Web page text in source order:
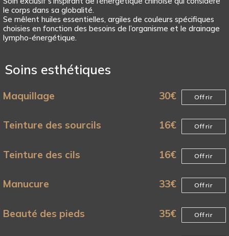
le corps dans sa globalité.
Se mêlent huiles essentielles, argiles de couleurs spécifiques
choisies en fonction des besoins de l’organisme et le drainage
lympho-énergétique.
Soins esthétiques
Maquillage 30€ Offrir
Teinture des sourcils 16€ Offrir
Teinture des cils 16€ Offrir
Manucure 33€ Offrir
Beauté des pieds 35€ Offrir